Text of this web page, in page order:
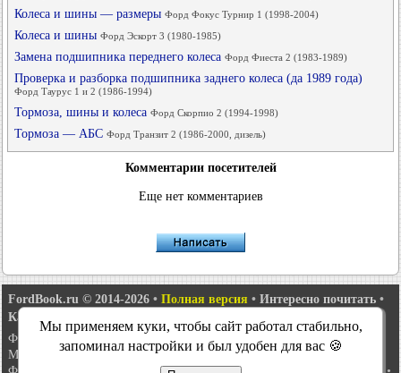
Колеса и шины — размеры Форд Фокус Турнир 1 (1998-2004)
Колеса и шины Форд Эскорт 3 (1980-1985)
Замена подшипника переднего колеса Форд Фиеста 2 (1983-1989)
Проверка и разборка подшипника заднего колеса (да 1989 года)
Форд Таурус 1 и 2 (1986-1994)
Тормоза, шины и колеса Форд Скорпио 2 (1994-1998)
Тормоза — АБС Форд Транзит 2 (1986-2000, дизель)
Комментарии посетителей
Еще нет комментариев
FordBook.ru © 2014-2026 • Полная версия • Интересно почитать •
Карта сайта
Фокус 1
Фокус 2 • Мондео 1 Мондео 1 и 2
Мондео 2•Мондео 3•Мондео 4•Эскорт 3• Эскорт 4 •Эскорт 5
Мы применяем куки, чтобы сайт работал стабильно,
запоминал настройки и был удобен для вас 🍪